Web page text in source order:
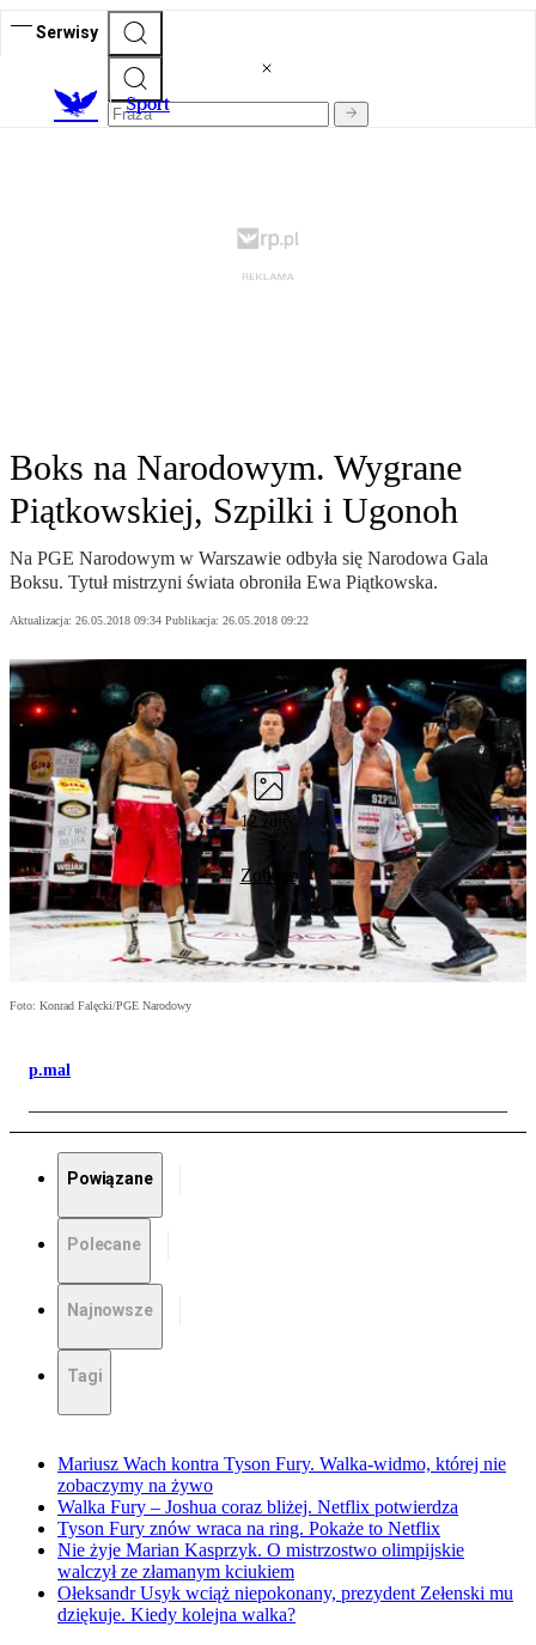
Serwisy
Sport
Boks na Narodowym. Wygrane
Piątkowskiej, Szpilki i Ugonoh
Na PGE Narodowym w Warszawie odbyła się Narodowa Gala
Boksu. Tytuł mistrzyni świata obroniła Ewa Piątkowska.
Aktualizacja: 26.05.2018 09:34 Publikacja: 26.05.2018 09:22
12 zdjęć
Zobacz
Foto: Konrad Falęcki/PGE Narodowy
p.mal
Powiązane
Polecane
Najnowsze
Tagi
Mariusz Wach kontra Tyson Fury. Walka-widmo, której nie
zobaczymy na żywo
Walka Fury – Joshua coraz bliżej. Netflix potwierdza
Tyson Fury znów wraca na ring. Pokaże to Netflix
Nie żyje Marian Kasprzyk. O mistrzostwo olimpijskie
walczył ze złamanym kciukiem
Ołeksandr Usyk wciąż niepokonany, prezydent Zełenski mu
dziękuje. Kiedy kolejna walka?